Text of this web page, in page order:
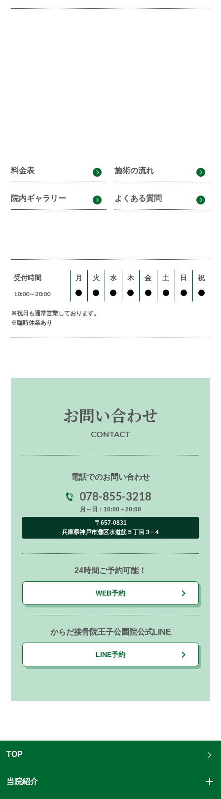
料金表 施術の流れ
院内ギャラリー よくある質問
受付時間 月 火 水 木 金 土 日 祝
10:00～20:00
※祝日も通常営業しております。
※臨時休業あり
お問い合わせ
CONTACT
電話でのお問い合わせ
078-855-3218
月～日：10:00～20:00
〒657-0831
兵庫県神戸市灘区水道筋５丁目３−４
24時間ご予約可能！
WEB予約
からだ接骨院王子公園院公式LINE
LINE予約
TOP
当院紹介